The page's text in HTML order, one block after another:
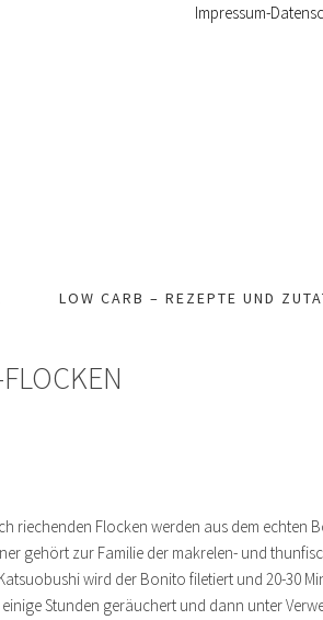
Impressum-
LOW CARB – REZEPTE UND
riechenden Flocken werden aus dem echten
gehört zur Familie der makrelen- und
wird der Bonito filetiert und 20-30
Stunden geräuchert und dann unter